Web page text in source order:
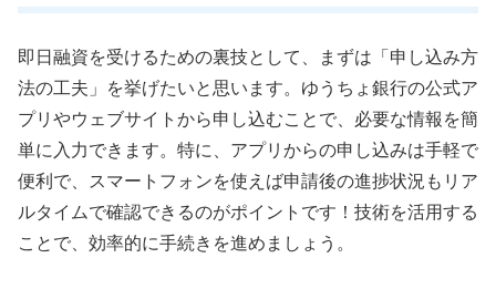
即日融資を受けるための裏技として、まずは「申し込み方
法の工夫」を挙げたいと思います。ゆうちょ銀行の公式ア
プリやウェブサイトから申し込むことで、必要な情報を簡
単に入力できます。特に、アプリからの申し込みは手軽で
便利で、スマートフォンを使えば申請後の進捗状況もリア
ルタイムで確認できるのがポイントです！技術を活用する
ことで、効率的に手続きを進めましょう。